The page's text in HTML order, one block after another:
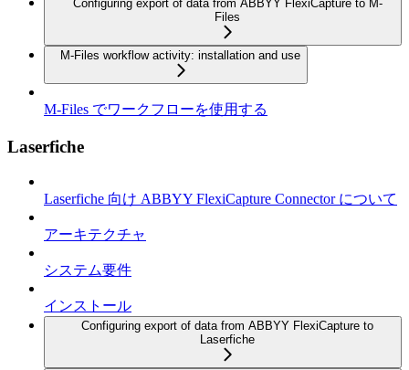
Configuring export of data from ABBYY FlexiCapture to M-
Files
M-Files workflow activity: installation and use
M-Files でワークフローを使用する
Laserfiche
Laserfiche 向け ABBYY FlexiCapture Connector について
アーキテクチャ
システム要件
インストール
Configuring export of data from ABBYY FlexiCapture to
Laserfiche